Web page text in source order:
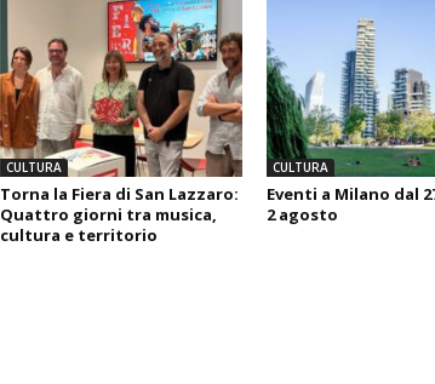
CULTURA
Torna la Fiera di San Lazzaro:
Quattro giorni tra musica,
cultura e territorio
CULTURA
Eventi a Milano dal
2 agosto